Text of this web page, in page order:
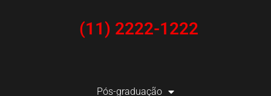
(11) 2222-1222
Pós-graduação